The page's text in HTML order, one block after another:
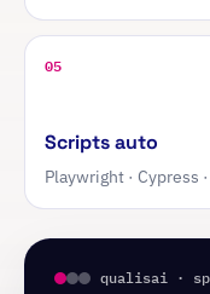
05
Scripts auto
Playwright · Cypress
qualisai ·